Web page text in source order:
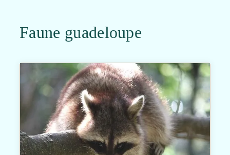
Faune guadeloupe